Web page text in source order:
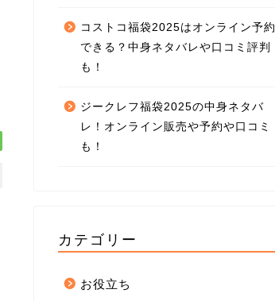
コストコ福袋2025はオンライン予約
できる？中身ネタバレや口コミ評判
も！
ジークレフ福袋2025の中身ネタバ
レ！オンライン販売や予約や口コミ
も！
カテゴリー
お役立ち